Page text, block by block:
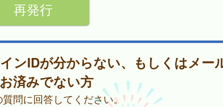
ンIDが分からない、もしくはメー
済みでない方
質問に回答してください。